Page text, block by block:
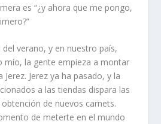
es “¿y ahora que me pongo,
verano, y en nuestro país,
mío, la gente empieza a montar
Jerez ya ha pasado, y la
a las tiendas dispara las
de nuevos carnets.
de meterte en el mundo